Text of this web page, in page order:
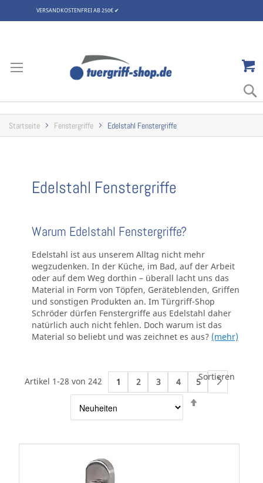
VERSANDKOSTENFREI AB 250€ ✔
springen
Startseite Fenstergriffe Edelstahl Fenstergriffe
Edelstahl Fenstergriffe
Warum Edelstahl Fenstergriffe?
Edelstahl ist aus unserem Alltag nicht mehr
wegzudenken. In der Küche, im Bad, auf der Arbeit
oder auf dem Weg dorthin – überall lacht uns das
Material in Form von Töpfen, Geräteblenden, Griffen
und sonstigen Produkten an. Im Türgriff-Shop
Schröder dürfen Fenstergriffe aus Edelstahl daher
natürlich auch nicht fehlen. Doch warum ist das
Material so beliebt und was zeichnet es aus? (mehr)
Artikel 1-28 von 242 1 2 3 4 5Sortieren